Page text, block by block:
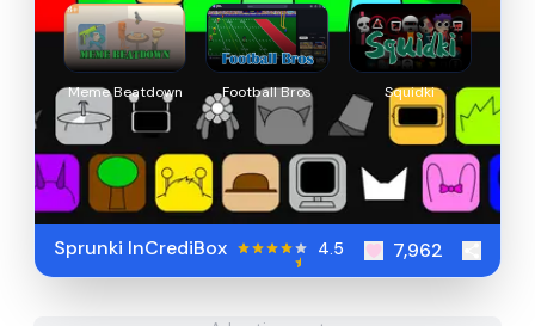
Meme Beatdown Football Bros Squidki
Sprunki InCrediBox 4.5 7,962